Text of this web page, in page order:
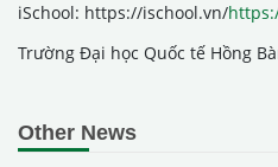
iSchool: https://ischool.vn/
Trường Đại học Quốc tế Hồng
Other News